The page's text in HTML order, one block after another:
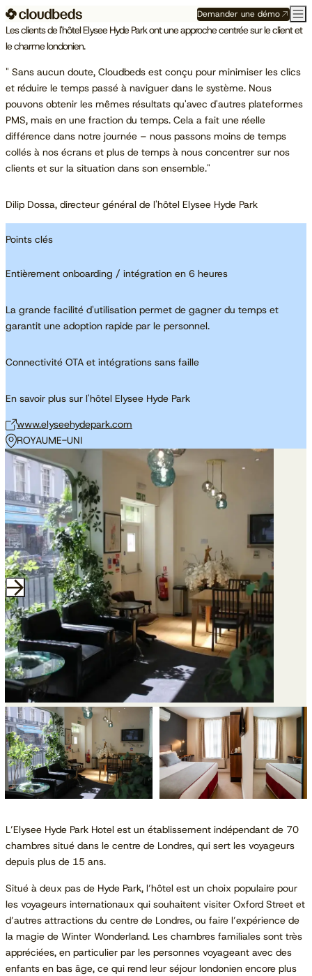
Demander une démo
Les clients de l'hôtel Elysee Hyde Park ont une approche centrée sur le client et
le charme londonien.
" Sans aucun doute, Cloudbeds est conçu pour minimiser les clics
et réduire le temps passé à naviguer dans le système. Nous
pouvons obtenir les mêmes résultats qu'avec d'autres plateformes
PMS, mais en une fraction du temps. Cela a fait une réelle
différence dans notre journée – nous passons moins de temps
collés à nos écrans et plus de temps à nous concentrer sur nos
clients et sur la situation dans son ensemble."
Dilip Dossa, directeur général de l'hôtel Elysee Hyde Park
Points clés
Entièrement onboarding / intégration en 6 heures
La grande facilité d'utilisation permet de gagner du temps et
garantit une adoption rapide par le personnel.
Connectivité OTA et intégrations sans faille
En savoir plus sur l'hôtel Elysee Hyde Park
www.elyseehydepark.com
ROYAUME-UNI
L’Elysee Hyde Park Hotel est un établissement indépendant de 70
chambres situé dans le centre de Londres, qui sert les voyageurs
depuis plus de 15 ans.
Situé à deux pas de Hyde Park, l’hôtel est un choix populaire pour
les voyageurs internationaux qui souhaitent visiter Oxford Street et
d’autres attractions du centre de Londres, ou faire l’expérience de
la magie de Winter Wonderland. Les chambres familiales sont très
appréciées, en particulier par les personnes voyageant avec des
enfants en bas âge, ce qui rend leur séjour londonien encore plus